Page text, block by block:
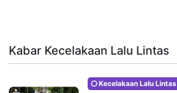
Kabar Kecelakaan Lalu Lintas
Kecelakaan Lalu Lintas